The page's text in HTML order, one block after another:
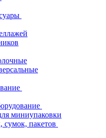
миниупаковки
сумок, пакетов